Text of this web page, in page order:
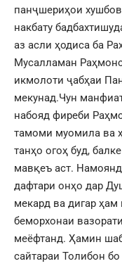
панҷшериҳои
накбату
аз асли ҳодиса ба
Мусалламан
икмолоти ҷабҳаи
мекунад.Чун
набояд фиреби
тамоми муомила ва
танҳо огоҳ буд,
мавқеъ аст.
дафтари онҳо дар
мекард ва дигар
беморхонаи
меёфтанд. Ҳамин
сайтараи Толибон